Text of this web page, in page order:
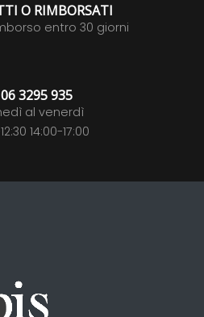
O RIMBORSATI
entro 30 giorni
3295 935
al venerdì
14:00-17:00